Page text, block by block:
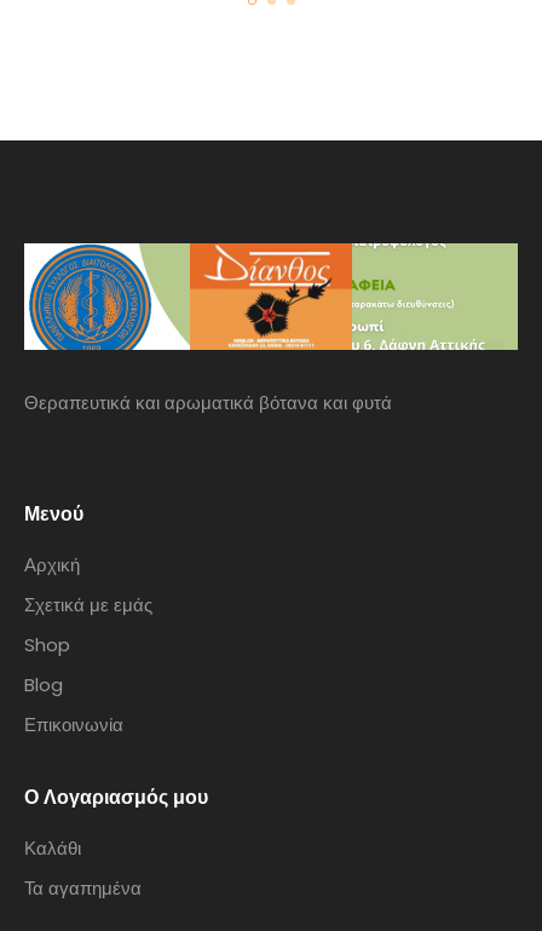
Θεραπευτικά και αρωματικά βότανα και φυτά
Μενού
Αρχική
Σχετικά με εμάς
Shop
Blog
Επικοινωνία
Ο Λογαριασμός μου
Καλάθι
Τα αγαπημένα